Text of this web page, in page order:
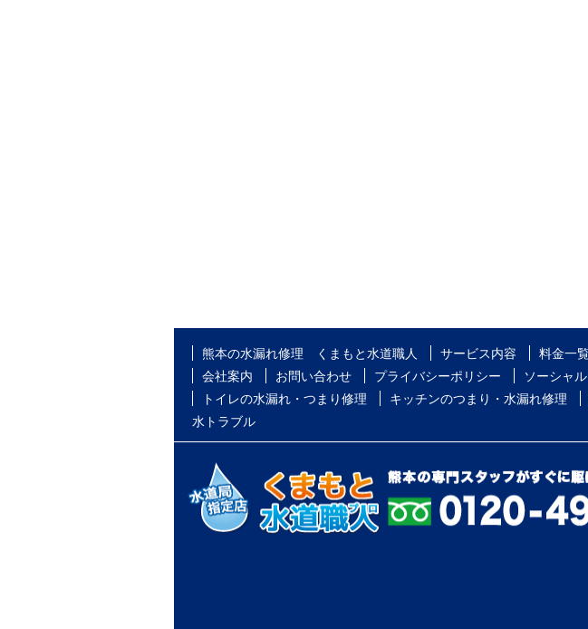
熊本の水漏れ修理 くまもと水道職人 サービス内容 料金一
会社案内
お問い合わせ プライバシーポリシー
ソーシャ
トイレの水漏れ・つまり修理
キッチンのつまり・水漏れ修理
水トラブル